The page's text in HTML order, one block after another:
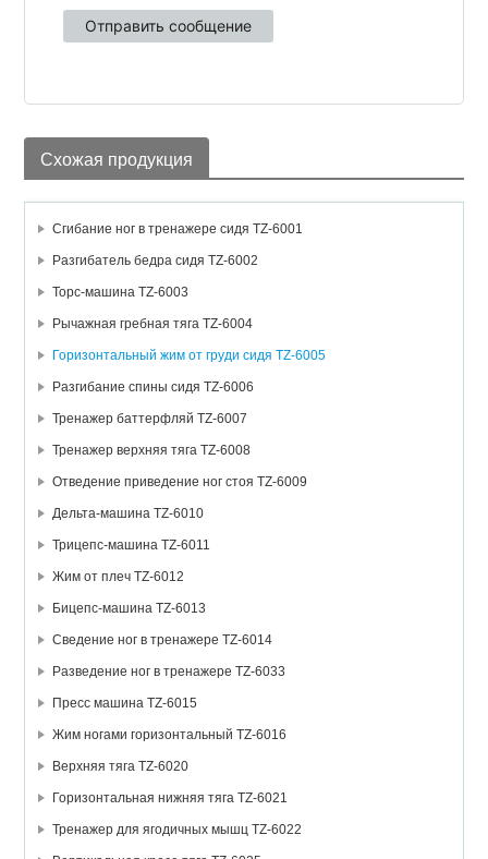
Схожая продукция
Сгибание ног в тренажере сидя TZ-6001
Разгибатель бедра сидя TZ-6002
Торс-машина TZ-6003
Рычажная гребная тяга TZ-6004
Горизонтальный жим от груди сидя TZ-6005
Разгибание спины сидя TZ-6006
Тренажер баттерфляй TZ-6007
Тренажер верхняя тяга TZ-6008
Отведение приведение ног стоя TZ-6009
Дельта-машина TZ-6010
Трицепс-машина TZ-6011
Жим от плеч TZ-6012
Бицепс-машина TZ-6013
Сведение ног в тренажере TZ-6014
Разведение ног в тренажере TZ-6033
Пресс машина TZ-6015
Жим ногами горизонтальный TZ-6016
Верхняя тяга TZ-6020
Горизонтальная нижняя тяга TZ-6021
Тренажер для ягодичных мышц TZ-6022